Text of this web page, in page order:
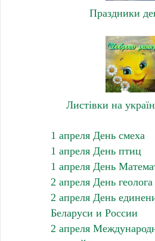
Праздники
Листівки на
1 апреля День смеха
1 апреля День птиц
1 апреля День
2 апреля День геолога
2 апреля День
Беларуси и России
2 апреля